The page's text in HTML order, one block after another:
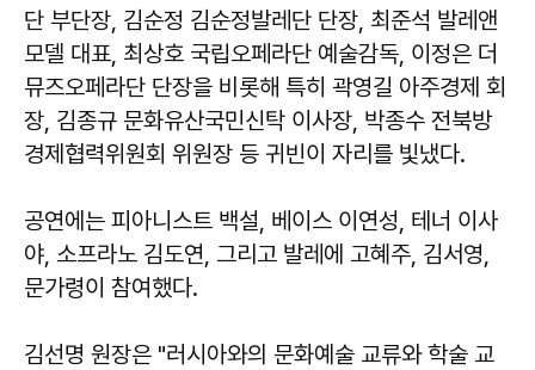
단 부단장, 김순정 김순정발레단 단장, 최준석 발레앤
모델 대표, 최상호 국립오페라단 예술감독, 이정은 더
뮤즈오페라단 단장을 비롯해 특히 곽영길 아주경제 회
장, 김종규 문화유산국민신탁 이사장, 박종수 전북방
경제협력위원회 위원장 등 귀빈이 자리를 빛냈다.
공연에는 피아니스트 백설, 베이스 이연성, 테너 이사
야, 소프라노 김도연, 그리고 발레에 고혜주, 김서영,
문가령이 참여했다.
김선명 원장은 "러시아와의 문화예술 교류와 학술 교